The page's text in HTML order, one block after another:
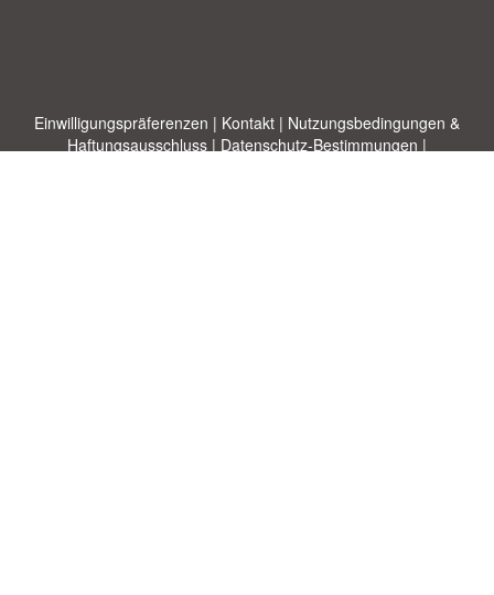
Einwilligungspräferenzen | Kontakt | Nutzungsbedingungen &
Haftungsausschluss | Datenschutz-Bestimmungen |